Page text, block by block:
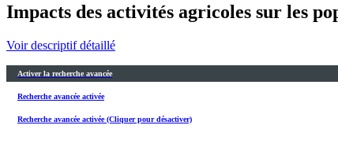
Impacts des activités agricoles sur les
Voir descriptif détaillé
Activer la recherche avancée
Recherche avancée activée
Recherche avancée activée (Cliquer pour désactiver)